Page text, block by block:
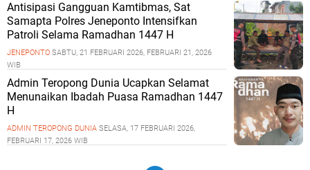
Antisipasi Gangguan Kamtibmas, Sat
Samapta Polres Jeneponto Intensifkan
Patroli Selama Ramadhan 1447 H
JENEPONTO SABTU, 21 FEBRUARI 2026, FEBRUARI 21, 2026
WIB
Admin Teropong Dunia Ucapkan Selamat
Menunaikan Ibadah Puasa Ramadhan 1447
H
ADMIN TEROPONG DUNIA SELASA, 17 FEBRUARI 2026,
FEBRUARI 17, 2026 WIB